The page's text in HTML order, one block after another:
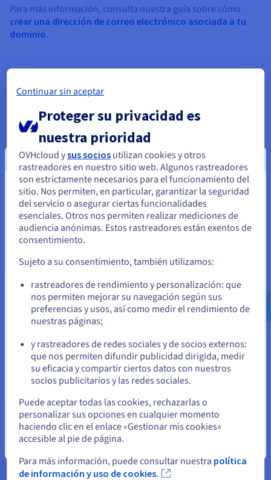
Para más información, consulta nuestra guía sobre cómo
crear una dirección de correo electrónico asociada a tu
dominio.
3. Proteger un dominio una vez registrado
Una vez registrado el dominio, deberás protegerlo para
blindar tu identidad online frente a posibles amenazas, como
cybersquattingo los intentos de pirateo informático. En este
sentido, OVHcloud te ofrece diferentes soluciones para
proteger tu dominio.
En primer lugar, puedes activar el bloqueo del dominio
(Domain Lock) para evitar transferencias no autorizadas.
También puedes activar la protección DNSSEC (Domain Name
System Security Extensions), incluida con tu nombre de
dominio*, para reforzar la seguridad añadiendo una capa
adicional de validación para las consultas DNS.
Asimismo, deberás renovar tu dominio mucho antes de la
fecha de expiración para evitar cualquier interrupción del
servicio o, incluso, la pérdida de tu dominio. En este sentido,
te recomendamos que actives la renovación automática y
compruebes que la forma de pago registrada está activa. Si tu
tarjeta bancaria ha caducado, asegúrate de actualizar los
datos en tu área de cliente y de reactivar la opción de
renovación automática.
Para más información, consulta nuestra página dedicada
sobre la protección de tu dominio
Parece que está ubicado en Estados
Unidos
Si quiere hacer un pedido desde Estados Unidos, deberá buscar
el sitio web adecuado y crear una cuenta.
us.ovhcloud.com/
Inglés USD - $
Permanezca en el sitio web actual
Continuar sin aceptar
Proteger su privacidad es
nuestra prioridad
OVHcloud ysus socios utilizan cookies y otros
rastreadores en nuestro sitio web. Algunos rastreadores
son estrictamente necesarios para el funcionamiento del
sitio. Nos permiten, en particular, garantizar la seguridad
del servicio o asegurar ciertas funcionalidades
esenciales. Otros nos permiten realizar mediciones de
audiencia anónimas. Estos rastreadores están exentos de
consentimiento.
Sujeto a su consentimiento, también utilizamos:
rastreadores de rendimiento y personalización: que
nos permiten mejorar su navegación según sus
preferencias y usos, así como medir el rendimiento de
nuestras páginas;
y rastreadores de redes sociales y de socios externos:
que nos permiten difundir publicidad dirigida, medir
su eficacia y compartir ciertos datos con nuestros
socios publicitarios y las redes sociales.
Puede aceptar todas las cookies, rechazarlas o
personalizar sus opciones en cualquier momento
haciendo clic en el enlace «Gestionar mis cookies»
accesible al pie de página.
Para más información, puede consultar nuestra política
de información y uso de cookies.